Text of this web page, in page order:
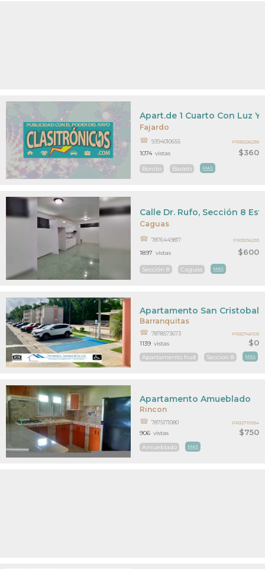
Fajardo
$360
Apart.de 1 Cuarto Con Luz
9394010655
Bonito Barato MAS
1074 vistas
PR33226238
Caguas
$600
Calle Dr. Rufo, Sección 8
7876449817
Sección 8 Caguas MAS
1897 vistas
PR33216233
Barranquitas
$0
Apartamento San Cristobal
7878573673
Apartamento hud Seccion 8 MAS
1139 vistas
PR32746103
Rincon
$750
Apartamento Amueblado
7875171080
Amueblado MAS
906 vistas
PR32715934